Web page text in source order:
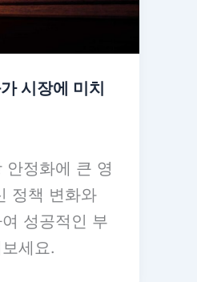
시장에 미치
안정화에 큰 영
정책 변화와
성공적인 부
세요.